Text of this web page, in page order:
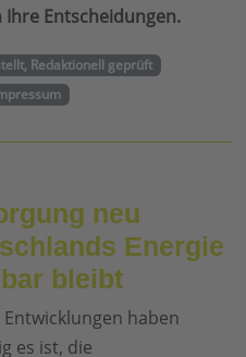
Entscheidungen.
Redaktionell geprüft
neu
Energie
bleibt
haben
es ist, die